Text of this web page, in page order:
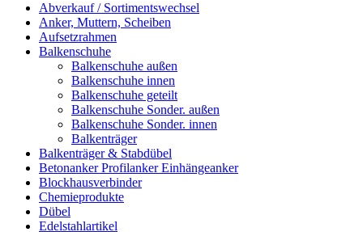
Abverkauf / Sortimentswechsel
Anker, Muttern, Scheiben
Aufsetzrahmen
Balkenschuhe
Balkenschuhe außen
Balkenschuhe innen
Balkenschuhe geteilt
Balkenschuhe Sonder. außen
Balkenschuhe Sonder. innen
Balkenträger
Balkenträger & Stabdübel
Betonanker Profilanker Einhängeanker
Blockhausverbinder
Chemieprodukte
Dübel
Edelstahlartikel